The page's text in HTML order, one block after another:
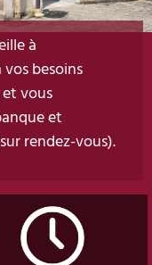
à
besoins
vous
et
rendez-vous).